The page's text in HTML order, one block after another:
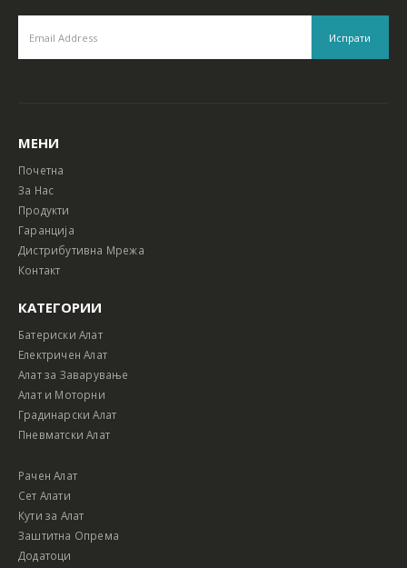
МЕНИ
Почетна
За Нас
Продукти
Гаранција
Дистрибутивна Мрежа
Контакт
КАТЕГОРИИ
Батериски Алат
Електричен Алат
Алат за Заварување
Алат и Моторни
Градинарски Алат
Пневматски Алат
Рачен Алат
Сет Алати
Кути за Алат
Заштитна Опрема
Додатоци